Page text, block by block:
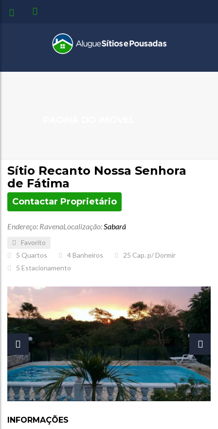
Sítio Recanto Nossa Senhora
de Fátima
Contactar Proprietário
Endereço: RavenaLocalização:Sabará
Favorito
5 Quartos 4Banheiros 25 Cap. p/ Dormir
5 Estacionamento
INFORMAÇÕES